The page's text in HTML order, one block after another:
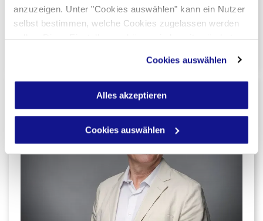
anzuzeigen. Unter "Cookies auswählen" kann ein Nutzer
selbst bestimmen, welche Cookies zugelassen werden
Datenschutzerklärungzu finden.
Cookies auswählen
Alles akzeptieren
Cookies auswählen